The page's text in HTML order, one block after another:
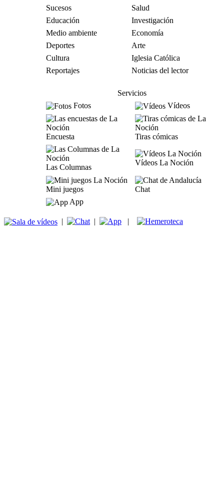
Sucesos
Salud
Educación
Investigación
Medio ambiente
Economía
Deportes
Arte
Cultura
Iglesia Católica
Reportajes
Noticias del lector
Servicios
Fotos
Vídeos
Encuesta Tiras cómicas
Las Columnas
Vídeos La Noción
Mini juegos
Chat
App
| | |